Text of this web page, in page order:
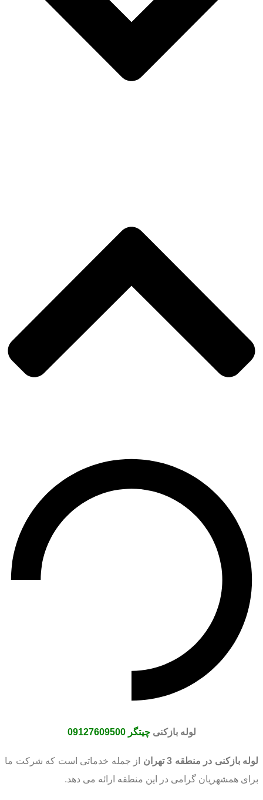
لوله بازکنیچیتگر 09127609500
لوله بازکنی در منطقه 3 تهران
از جمله خدماتی است که شرکت ما
برای همشهریان گرامی در این منطقه ارائه می دهد.